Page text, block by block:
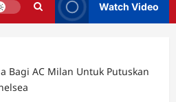
Watch Video
Bagi AC Milan Untuk Putuskan